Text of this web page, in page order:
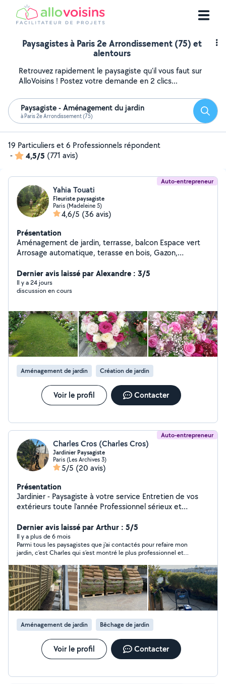
Paysagistes à Paris 2e Arrondissement (75) et
alentours
Retrouvez rapidement le paysagiste qu'il vous faut sur
AlloVoisins ! Postez votre demande en 2 clics...
Paysagiste - Aménagement du jardin
à Paris 2e Arrondissement (75)
19 Particuliers et 6 Professionnels répondent
-
4,5/5 (771 avis)
Auto-entrepreneur
Yahia Touati
Fleuriste paysagiste
Paris (Madeleine 5)
4,6/5 (36 avis)
Présentation
Aménagement de jardin, terrasse, balcon Espace vert
Arrosage automatique, terasse en bois, Gazon,
Dernier avis laissé par Alexandre : 3/5
Il y a 24 jours
discussion en cours
Aménagement de jardin Création de jardin
Voir le profil Contacter
Auto-entrepreneur
Charles Cros (Charles Cros)
Jardinier Paysagiste
Paris (Les Archives 3)
5/5 (20 avis)
Présentation
Jardinier - Paysagiste à votre service Entretien de vos
extérieurs toute l'année Professionnel sérieux et
soin de vos espaces verts et de vos extérieurs.
J'interviens pour l'entretien régulier ou ponctuel, en
m'adaptant à vos besoins et à votre planning.
Intervention propre, soignée et discrète, avec le souci
du détail et du travail bien fait. Déplacement sur Paris
intra-muros et toute la banlieue parisienne ️ Disponible
7j/7, du lundi au dimanche Devis gratuit sur simple
demande Réponse rapide
Dernier avis laissé par Arthur : 5/5
Il y a plus de 6 mois
Parmi tous les paysagistes que j’ai contactés pour refaire mon
jardin, c’est Charles qui s’est montré le plus professionnel et
recommande vivement!
Aménagement de jardin Bêchage de jardin
Voir le profil Contacter